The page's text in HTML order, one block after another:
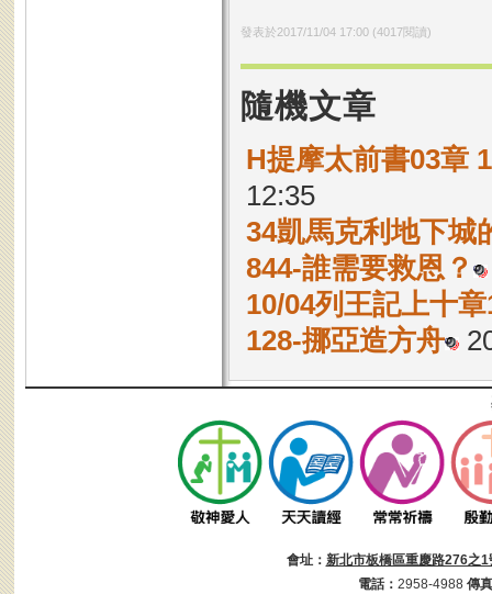
發表於2017/11/04 17:00(4017閱讀)
隨機文章
H提摩太前書03章
12:35
34凱馬克利地下城
844-誰需要救恩？
10/04列王記上十
128-挪亞造方舟
會址： 新北市板橋區重慶路276之1
電話： 2958-4988 傳